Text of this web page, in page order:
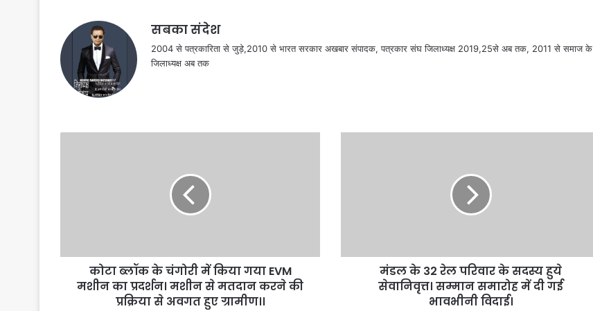
सबका संदेश
2004 से पत्रकारिता से जुड़े,2010 से भारत सरकार अखबार संपादक, पत्रकार संघ जिलाध्यक्ष 2019,25से अब तक, 2011 से समाज के
जिलाध्यक्ष अब तक
कोटा ब्लॉक के चंगोरी में किया गया EVM
मशीन का प्रदर्शन। मशीन से मतदान करने की
प्रक्रिया से अवगत हुए ग्रामीण।।
मंडल के 32 रेल परिवार के सदस्य हुये
सेवानिवृत्त। सम्मान समारोह में दी गई
भावभीनी विदाई।